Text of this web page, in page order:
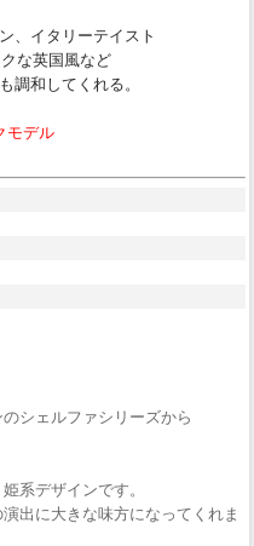
、イタリーテイスト
な英国風など
調和してくれる。
モデル
シェルファシリーズから
系デザインです。
出に大きな味方になってくれま